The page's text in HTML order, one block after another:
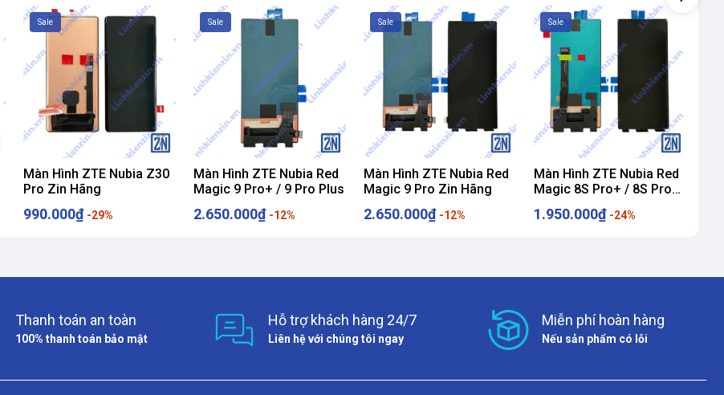
Sale
Màn Hình ZTE Nubia Z30
Pro Zin Hãng
990.000₫ -29%
Sale
Màn Hình ZTE Nubia Red
Magic 9 Pro+ / 9 Pro Plus
2.650.000₫ -12%
Sale
Màn Hình ZTE Nubia Red
Magic 9 Pro Zin Hãng
2.650.000₫ -12%
Sale
Màn Hình ZTE Nubia Red
Magic 8S Pro+ / 8S Pro
1.950.000₫ -24%
Thanh toán an toàn
100% thanh toán bảo mật
Hỗ trợ khách hàng 24/7
Liên hệ với chúng tôi ngay
Miễn phí hoàn hàng
Nếu sản phẩm có lỗi